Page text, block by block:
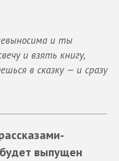
и ты
и взять книгу,
в сказку — и сразу
выпущен